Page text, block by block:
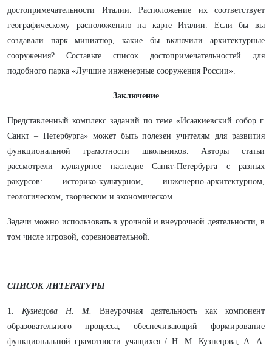
достопримечательности Италии. Расположение их соответствует
географическому расположению на карте Италии. Если бы вы
создавали парк миниатюр, какие бы включили архитектурные
сооружения? Составьте список достопримечательностей для
подобного парка «Лучшие инженерные сооружения России».
Заключение
Представленный комплекс заданий по теме «Исаакиевский собор г.
Санкт – Петербурга» может быть полезен учителям для развития
функциональной грамотности школьников. Авторы статьи
рассмотрели культурное наследие Санкт-Петербурга с разных
ракурсов: историко-культурном, инженерно-архитектурном,
геологическом, творческом и экономическом.
Задачи можно использовать в урочной и внеурочной деятельности, в
том числе игровой, соревновательной.
СПИСОК ЛИТЕРАТУРЫ
1. Кузнецова Н. М.
Внеурочная деятельность как компонент
образовательного процесса, обеспечивающий формирование
функциональной грамотности учащихся / Н. М. Кузнецова, А. А.